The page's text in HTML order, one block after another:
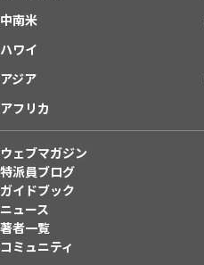
中南米
ハワイ
アジア
アフリカ
ウェブマガジン
特派員ブログ
ガイドブック
ニュース
著者一覧
コミュニティ